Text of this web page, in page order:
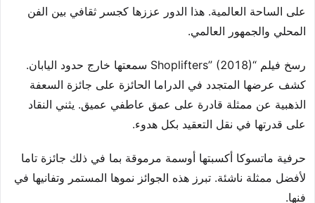
على الساحة العالمية. هذا الدور عززها كجسر ثقافي بين الفن
المحلي والجمهور العالمي.
رسخ فيلم “Shoplifters” (2018) سمعتها خارج حدود اليابان.
كشف عرضها المتجدد في الدراما الحائزة على جائزة السعفة
الذهبية عن ممثلة قادرة على عمق عاطفي عميق. يثني النقاد
على قدرتها في نقل التعقيد بكل هدوء.
حرفية ماتسوكا أكسبتها أوسمة مرموقة بما في ذلك جائزة تاما
لأفضل ممثلة ناشئة. تبرز هذه الجوائز نموها المستمر وتفانيها في
فنها.